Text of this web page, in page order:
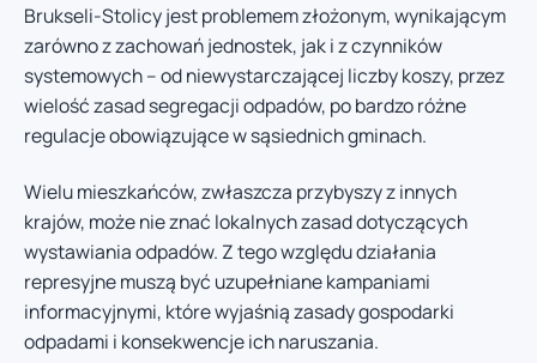
Brukseli-Stolicy jest problemem złożonym, wynikającym
zarówno z zachowań jednostek, jak i z czynników
systemowych – od niewystarczającej liczby koszy, przez
wielość zasad segregacji odpadów, po bardzo różne
regulacje obowiązujące w sąsiednich gminach.
Wielu mieszkańców, zwłaszcza przybyszy z innych
krajów, może nie znać lokalnych zasad dotyczących
wystawiania odpadów. Z tego względu działania
represyjne muszą być uzupełniane kampaniami
informacyjnymi, które wyjaśnią zasady gospodarki
odpadami i konsekwencje ich naruszania.